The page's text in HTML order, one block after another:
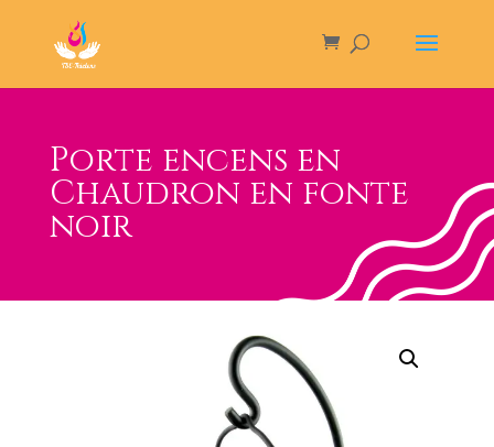
Porte encens en
Chaudron en fonte
noir